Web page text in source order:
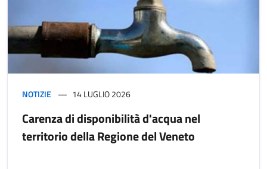
NOTIZIE 14 LUGLIO 2026
Carenza di disponibilità d'acqua nel
territorio della Regione del Veneto